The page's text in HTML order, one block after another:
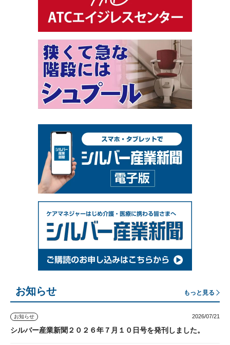
お知らせ もっと見る
お知らせ 2026/07/21
シルバー産業新聞２０２６年７月１０日号を発刊しました。